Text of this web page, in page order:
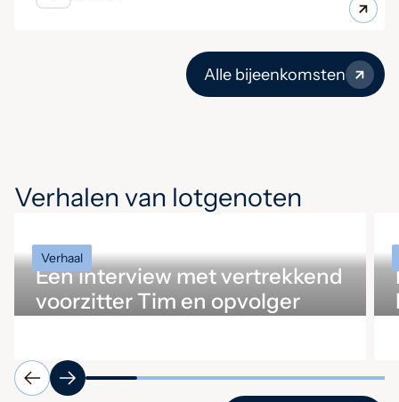
Alle bijeenkomsten
Verhalen van lotgenoten
Verhaal
Een interview met vertrekkend
voorzitter Tim en opvolger